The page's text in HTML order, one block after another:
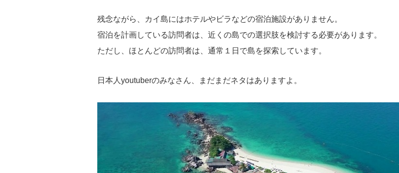
残念ながら、カイ島にはホテルやビラなどの宿泊施設がありません。
宿泊を計画している訪問者は、近くの島での選択肢を検討する必要があります。
ただし、ほとんどの訪問者は、通常１日で島を探索しています。
日本人youtuberのみなさん、まだまだネタはありますよ。